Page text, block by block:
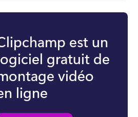
est un
gratuit de
vidéo
ligne